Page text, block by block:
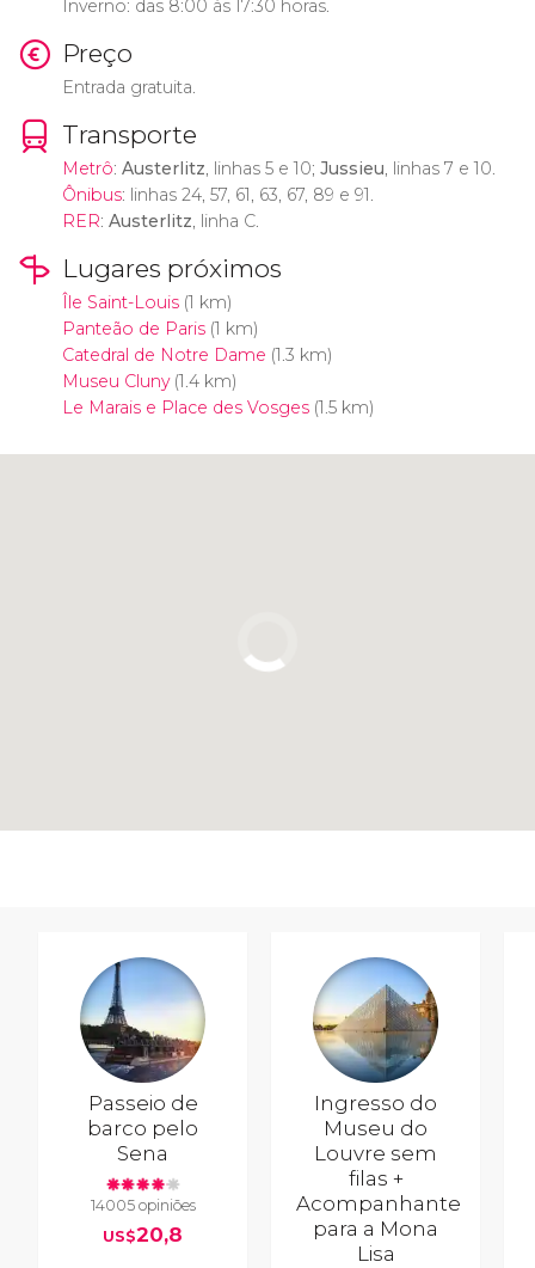
Inverno: das 8:00 às 17:30 horas.
Preço
Entrada gratuita.
Transporte
Metrô: Austerlitz, linhas 5 e 10; Jussieu, linhas 7 e 10.
Ônibus: linhas 24, 57, 61, 63, 67, 89 e 91.
RER: Austerlitz, linha C.
Lugares próximos
Île Saint-Louis(1 km)
Panteão de Paris(1 km)
Catedral de Notre Dame (1.3 km)
Museu Cluny(1.4 km)
Le Marais e Place des Vosges(1.5 km)
Passeio de
barco pelo
Sena
14005 opiniões
US$20,8
Ingresso do
Museu do
Louvre sem
filas +
Acompanhante
para a Mona
Lisa